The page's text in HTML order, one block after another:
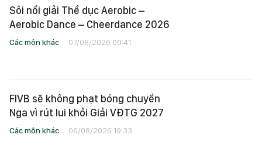
Sôi nổi giải Thể dục Aerobic –
Aerobic Dance – Cheerdance 2026
Các môn khác 07/08/2026 00:41
FIVB sẽ không phạt bóng chuyền
Nga vì rút lui khỏi Giải VĐTG 2027
Các môn khác 06/08/2026 19:33